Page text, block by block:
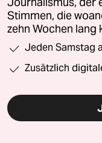
Stimmen, die
zehn Wochen lang
Jeden Samstag
Zusätzlich